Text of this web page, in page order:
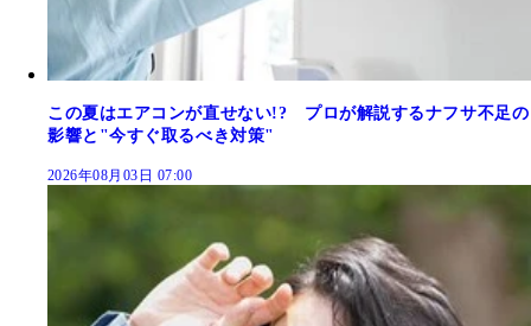
この夏はエアコンが直せない!? プロが解説するナフサ不足の
影響と"今すぐ取るべき対策"
2026年08月03日 07:00